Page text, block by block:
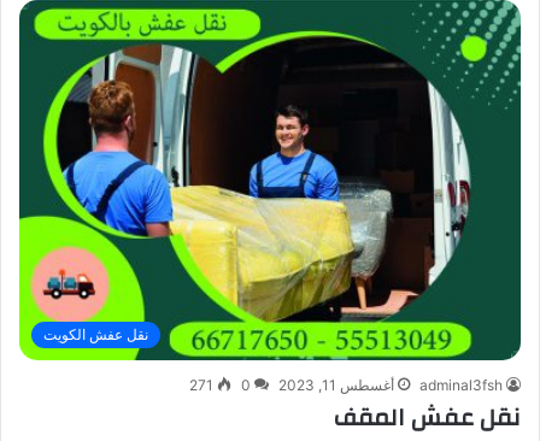
نقل عفش الكويت
adminal3fsh أغسطس 11, 2023 0
271
نقل عفش المقف